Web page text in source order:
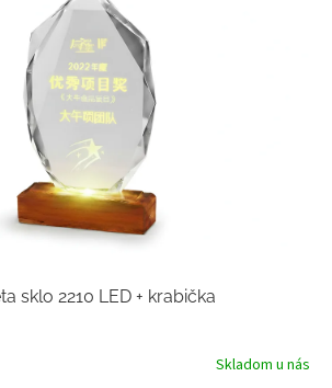
sklo 2210 LED + krabička
Skladom u nás